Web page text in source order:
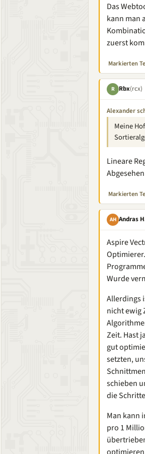
Das
kann man
zuerst
Markierten
R Rbx(rcx)
Alexander
Meine
Lineare
Markierten
AH Andras
Aspire
Wurde
Allerdings
nicht ewig
Zeit. Hast
gut
setzten,
schieben
die
Man kann
pro 1
optimieren